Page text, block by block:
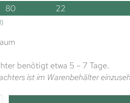
80 22
benötigt etwa 5 – 7 Tage.
ist im Warenbehälter